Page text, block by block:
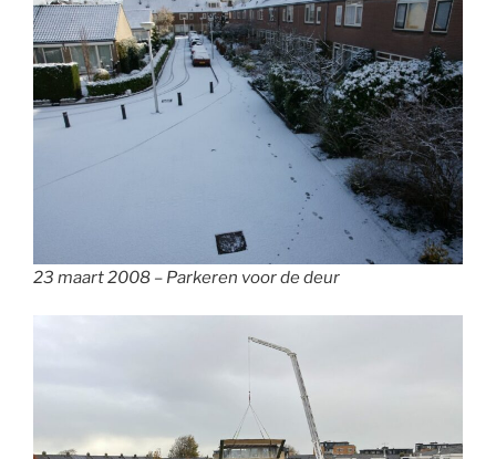
23 maart 2008 – Parkeren voor de deur